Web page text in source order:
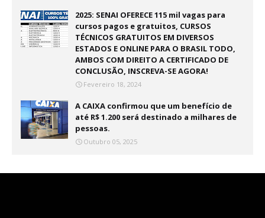
2025: SENAI OFERECE 115 mil vagas para
cursos pagos e gratuitos, CURSOS
TÉCNICOS GRATUITOS EM DIVERSOS
ESTADOS E ONLINE PARA O BRASIL TODO,
AMBOS COM DIREITO A CERTIFICADO DE
CONCLUSÃO, INSCREVA-SE AGORA!
Fevereiro 18, 2024
A CAIXA confirmou que um benefício de
até R$ 1.200 será destinado a milhares de
pessoas.
Outubro 05, 2025